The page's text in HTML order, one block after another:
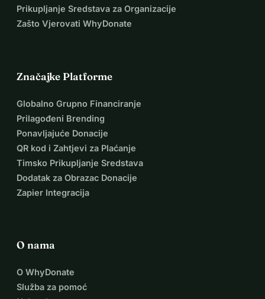
Prikupljanje Sredstava za Organizacije
Zašto Vjerovati WhyDonate
Značajke Platforme
Globalno Grupno Financiranje
Prilagođeni Brending
Ponavljajuće Donacije
QR kod i Zahtjevi za Plaćanje
Timsko Prikupljanje Sredstava
Dodatak za Obrazac Donacije
Zapier Integracija
O nama
O WhyDonate
Služba za pomoć